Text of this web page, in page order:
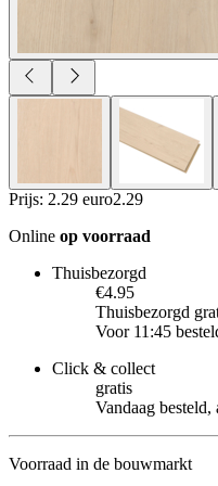
Prijs: 2.29 euro2.29
Online op voorraad
Thuisbezorgd
€4.95
Thuisbezorgd
Voor 11:45
Click & collect
gratis
Vandaag
Voorraad in de bouwmarkt